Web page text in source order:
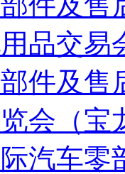
品交易
件及售
会（宝
汽车零